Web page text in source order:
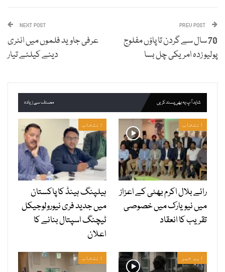
70 سال سے گردن تا پاؤں مفلوج
پولیو زدہ امریکی چل بسا
NEXT POST
عرفی جاوید فلموں میں انٹری
دینے کیلئے تیار
شاید آپ یہ بھی پسند کریں مصنف سے زیادہ
انتخاب
رائے بلال اکرم بھٹی کے اعزاز
میں نیویارک میں خصوصی
تقریب کا انعقاد
انتخاب
ہیلپنگ ہینڈ کا پاکستان
میں جدید فری نیورولوجیکل
ٹیچنگ اسپتال بنانے کا
اعلان
اہم خبر انتخاب